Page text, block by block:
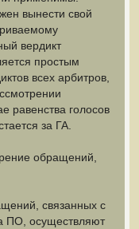
вынести свой
вердикт
простым
всех арбитров,
равенства голосов
за ГА.
обращений,
связанных с
ПО, осуществляют